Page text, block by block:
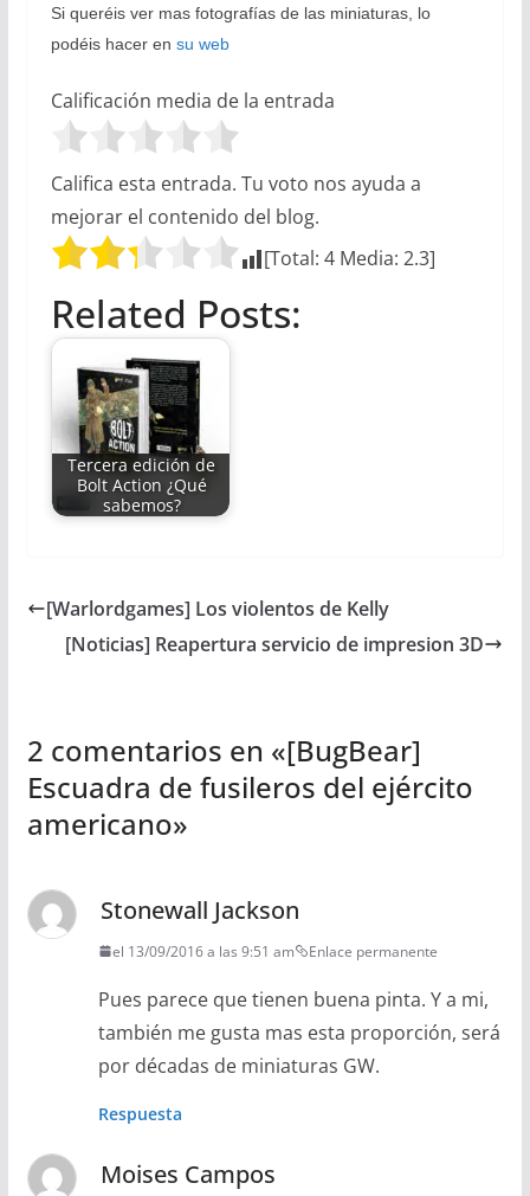
Si queréis ver mas fotografías de las miniaturas, lo
podéis hacer en su web
Calificación media de la entrada
Califica esta entrada. Tu voto nos ayuda a
mejorar el contenido del blog.
[Total: 4Media: 2.3]
Related Posts:
Tercera edición de
Bolt Action ¿Qué
sabemos?
[Warlordgames] Los violentos de Kelly
[Noticias] Reapertura servicio de impresion 3D
2 comentarios en «[BugBear]
Escuadra de fusileros del ejército
americano»
Stonewall Jackson
el 13/09/2016 a las 9:51 am Enlace permanente
Pues parece que tienen buena pinta. Y a mi,
también me gusta mas esta proporción, será
por décadas de miniaturas GW.
Respuesta
Moises Campos